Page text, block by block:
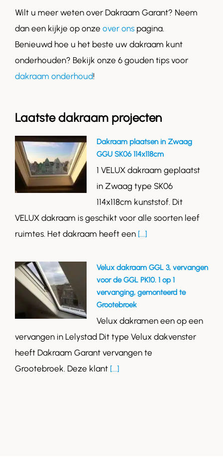
Wilt u meer weten over Dakraam Garant? Neem
dan een kijkje op onze over ons pagina.
Benieuwd hoe u het beste uw dakraam kunt
onderhouden? Bekijk onze 6 gouden tips voor
dakraam onderhoud!
Laatste dakraam projecten
Dakraam plaatsen in Zwaag
GGU SK06 114x118cm
1 VELUX dakraam geplaatst
in Zwaag type SK06
114x118cm kunststof. Dit
VELUX dakraam is geschikt voor alle soorten leef
ruimtes. Het dakraam heeft een [...]
Velux dakraam GGL 3, vervangen
voor de GGL PK10. 1 op 1
vervanging, gemonteerd te
Grootebroek
Velux dakramen een op een
vervangen in Lelystad Dit type Velux dakvenster
heeft Dakraam Garant vervangen te
Grootebroek. Deze klant [...]